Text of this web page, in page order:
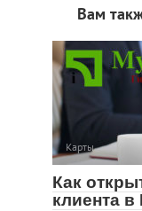
Вам
Карты
Как
клиента